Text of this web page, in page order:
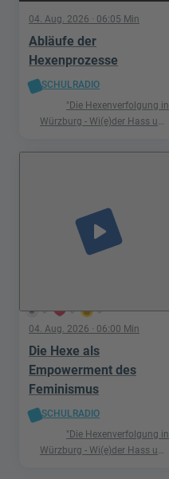
04. Aug. 2026 · 06:05 Min
Abläufe der
Hexenprozesse
SCHULRADIO
"Die Hexenverfolgung in
Würzburg - Wi(e)der Hass und
0 0 0
play_arrow
04. Aug. 2026 · 06:00 Min
Die Hexe als
Empowerment des
Feminismus
SCHULRADIO
"Die Hexenverfolgung in
Würzburg - Wi(e)der Hass und